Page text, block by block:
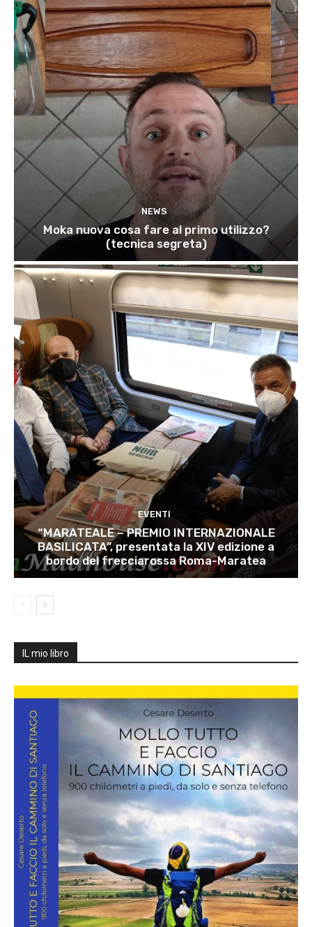
NEWS
Moka nuova cosa fare al primo utilizzo?
(tecnica segreta)
EVENTI
“MARATEALE – PREMIO INTERNAZIONALE
BASILICATA”, presentata la XIV edizione a
bordo del frecciarossa Roma-Maratea
IL mio libro